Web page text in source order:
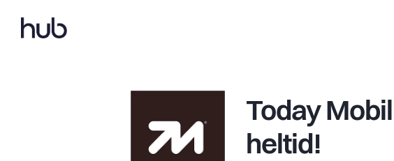
Today
heltid!